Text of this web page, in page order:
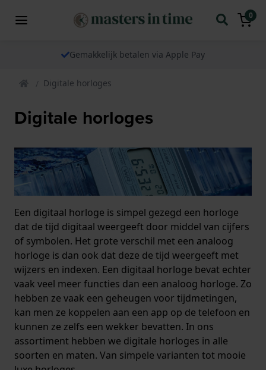
0
Gemakkelijk betalen via Apple Pay
Digitale horloges
Digitale horloges
Een digitaal horloge is simpel gezegd een horloge
dat de tijd digitaal weergeeft door middel van cijfers
of symbolen. Het grote verschil met een analoog
horloge is dan ook dat deze de tijd weergeeft met
wijzers en indexen. Een digitaal horloge bevat echter
vaak veel meer functies dan een analoog horloge. Zo
hebben ze vaak een geheugen voor tijdmetingen,
kan men ze koppelen aan een app op de telefoon en
kunnen ze zelfs een wekker bevatten. In ons
assortiment hebben we digitale horloges in alle
soorten en maten. Van simpele varianten tot mooie